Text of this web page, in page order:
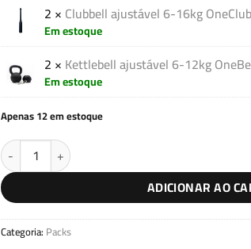
2 × Clubbell ajustável 6-16kg
Em estoque
2 × Kettlebell ajustável 6-12kg
Em estoque
Apenas 12 em estoque
Pack Flow V3 quantidade
ADICIONAR AO
Categoria: Packs